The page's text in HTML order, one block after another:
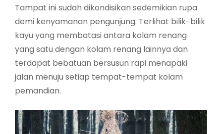
Tampat ini sudah dikondisikan sedemikian rupa
demi kenyamanan pengunjung. Terlihat bilik-bilik
kayu yang membatasi antara kolam renang
yang satu dengan kolam renang lainnya dan
terdapat bebatuan bersusun rapi menapaki
jalan menuju setiap tempat-tempat kolam
pemandian.